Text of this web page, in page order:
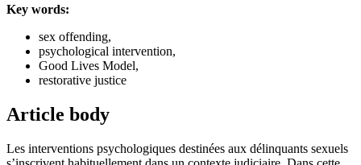
Key words:
sex offending,
psychological intervention,
Good Lives Model,
restorative justice
Article body
Les interventions psychologiques destinées aux délinquants sexuels